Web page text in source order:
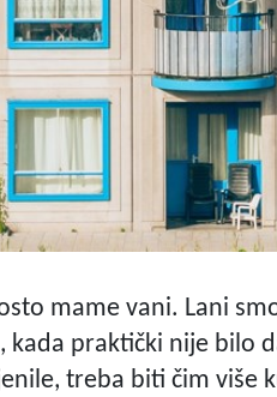
mame vani. Lani
kada praktički nije bilo
treba biti čim više